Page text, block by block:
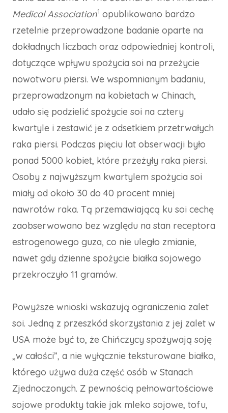
Medical Association1 opublikowano bardzo
rzetelnie przeprowadzone badanie oparte na
dokładnych liczbach oraz odpowiedniej kontroli,
dotyczące wpływu spożycia soi na przeżycie
nowotworu piersi. We wspomnianym badaniu,
przeprowadzonym na kobietach w Chinach,
udało się podzielić spożycie soi na cztery
kwartyle i zestawić je z odsetkiem przetrwałych
raka piersi. Podczas pięciu lat obserwacji było
ponad 5000 kobiet, które przeżyły raka piersi.
Osoby z najwyższym kwartylem spożycia soi
miały od około 30 do 40 procent mniej
nawrotów raka. Tą przemawiającą ku soi cechę
zaobserwowano bez względu na stan receptora
estrogenowego guza, co nie uległo zmianie,
nawet gdy dzienne spożycie białka sojowego
przekroczyło 11 gramów.
Powyższe wnioski wskazują ograniczenia zalet
soi. Jedną z przeszkód skorzystania z jej zalet w
USA może być to, że Chińczycy spożywają soję
„w całości”, a nie wyłącznie teksturowane białko,
którego używa duża część osób w Stanach
Zjednoczonych. Z pewnością pełnowartościowe
sojowe produkty takie jak mleko sojowe, tofu,